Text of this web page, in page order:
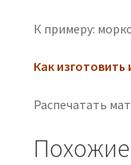
К примеру:
Как изготовить
Распечатать